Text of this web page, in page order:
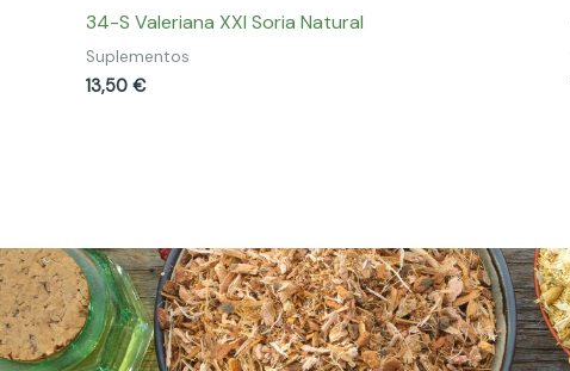
34-S Valeriana XXI Soria Natural
Suplementos
13,50 €